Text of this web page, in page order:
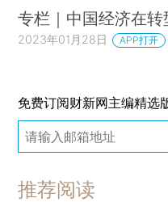
专栏｜中国经济在
2023年01月28日 APP打开
免费订阅财新网主编精选
推荐阅读